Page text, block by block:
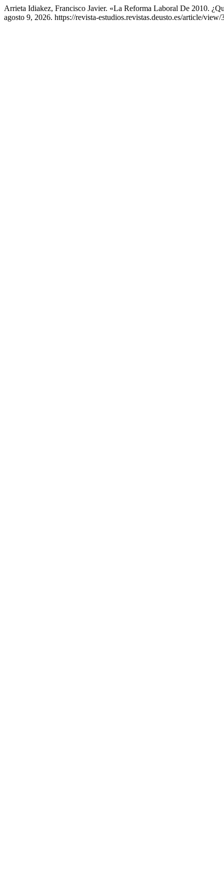
Arrieta Idiakez, Francisco Javier. «La Reforma Laboral De 2010.
agosto 9, 2026. https://revista-estudios.revistas.deusto.es/article/view/